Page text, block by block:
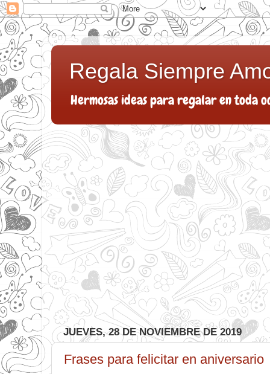
Regala Siempre
Hermosas ideas para regalar en toda
JUEVES, 28 DE NOVIEMBRE DE 2019
Frases para felicitar en aniversario